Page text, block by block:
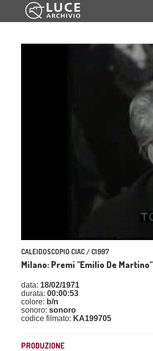
CALEIDOSCOPIO CIAC / C1997
Milano: Premi "Emilio De Martino"
data: 18/02/1971
durata: 00:00:53
colore: b/n
sonoro: sonoro
codice filmato: KA199705
PRODUZIONE